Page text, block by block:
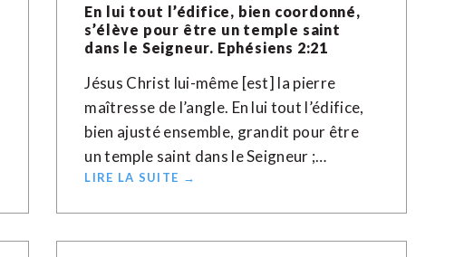
En lui tout l’édifice, bien coordonné,
s’élève pour être un temple saint
dans le Seigneur. Ephésiens 2:21
Jésus Christ lui-même [est] la pierre
maîtresse de l’angle. En lui tout l’édifice,
bien ajusté ensemble, grandit pour être
un temple saint dans le Seigneur ;…
LIRE LA SUITE →